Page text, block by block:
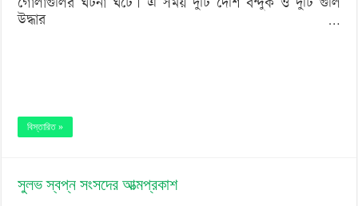
উদ্ধার …
বিস্তারিত »
সুলভ স্বপ্ন সংসদের আত্মপ্রকাশ